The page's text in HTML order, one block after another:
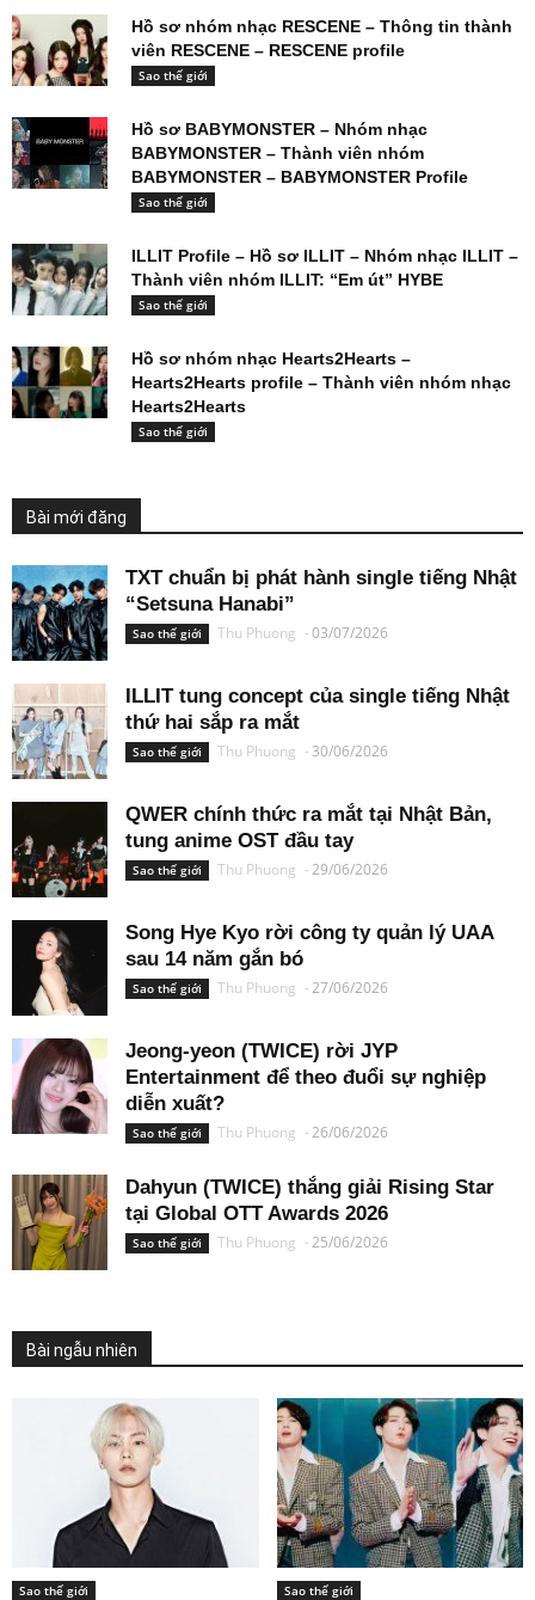
Hồ sơ nhóm nhạc RESCENE – Thông tin thành
viên RESCENE – RESCENE profile
Sao thế giới
Hồ sơ BABYMONSTER – Nhóm nhạc
BABYMONSTER – Thành viên nhóm
BABYMONSTER – BABYMONSTER Profile
Sao thế giới
ILLIT Profile – Hồ sơ ILLIT – Nhóm nhạc ILLIT –
Thành viên nhóm ILLIT: “Em út” HYBE
Sao thế giới
Hồ sơ nhóm nhạc Hearts2Hearts –
Hearts2Hearts profile – Thành viên nhóm nhạc
Hearts2Hearts
Sao thế giới
Bài mới đăng
TXT chuẩn bị phát hành single tiếng Nhật
“Setsuna Hanabi”
Sao thế giới Thu Phuong -03/07/2026
ILLIT tung concept của single tiếng Nhật
thứ hai sắp ra mắt
Sao thế giới Thu Phuong - 30/06/2026
QWER chính thức ra mắt tại Nhật Bản,
tung anime OST đầu tay
Sao thế giới Thu Phuong -29/06/2026
Song Hye Kyo rời công ty quản lý UAA
sau 14 năm gắn bó
Sao thế giới Thu Phuong -27/06/2026
Jeong-yeon (TWICE) rời JYP
Entertainment để theo đuổi sự nghiệp
diễn xuất?
Sao thế giới Thu Phuong -26/06/2026
Dahyun (TWICE) thắng giải Rising Star
tại Global OTT Awards 2026
Sao thế giới Thu Phuong -25/06/2026
Bài ngẫu nhiên
Sao thế giới Sao thế giới